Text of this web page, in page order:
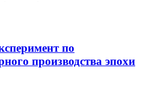
по
производства эпохи